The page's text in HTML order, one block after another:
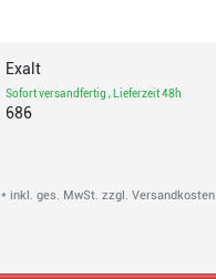
Exalt
Sofort versandfertig , Lieferzeit 48h
686
* inkl. ges. MwSt. zzgl. Versandkosten